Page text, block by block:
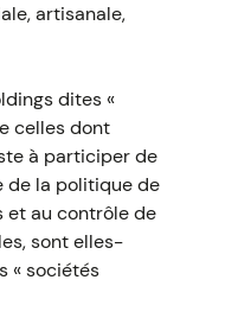
artisanale,
dites «
celles dont
à participer de
de la politique de
et au contrôle de
sont elles-
« sociétés